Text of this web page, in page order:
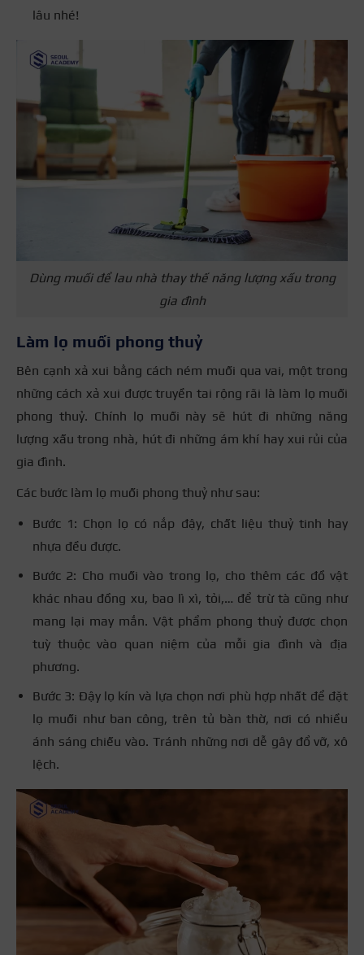
lâu nhé!
Dùng muối để lau nhà thay thế năng lượng xấu trong
gia đình
Làm lọ muối phong thuỷ
Bên cạnh xả xui bằng cách ném muối qua vai, một trong
những cách xả xui được truyền tai rộng rãi là làm lọ muối
phong thuỷ. Chính lọ muối này sẽ hút đi những năng
lượng xấu trong nhà, hút đi những ám khí hay xui rủi của
gia đình.
Các bước làm lọ muối phong thuỷ như sau:
Bước 1: Chọn lọ có nắp đậy, chất liệu thuỷ tinh hay
nhựa đều được.
Bước 2: Cho muối vào trong lọ, cho thêm các đồ vật
khác nhau đồng xu, bao lì xì, tỏi,… để trừ tà cũng như
mang lại may mắn. Vật phẩm phong thuỷ được chọn
tuỳ thuộc vào quan niệm của mỗi gia đình và địa
phương.
Bước 3: Đậy lọ kín và lựa chọn nơi phù hợp nhất để đặt
lọ muối như ban công, trên tủ bàn thờ, nơi có nhiều
ánh sáng chiếu vào. Tránh những nơi dễ gây đổ vỡ, xô
lệch.